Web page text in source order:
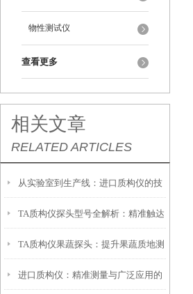
物性测试仪
查看更多
相关文章
RELATED ARTICLES
从实验室到生产线：进口质构仪的技
术突破与产业价值
TA质构仪探头型号全解析：精准触达
材料性能的核心工具
TA质构仪果蔬探头：提升果蔬质地测
试精准度与效率
进口质构仪：精准测量与广泛应用的